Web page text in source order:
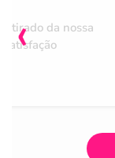
da nossa
‹